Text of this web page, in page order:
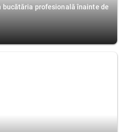
bucătăria profesională înainte de